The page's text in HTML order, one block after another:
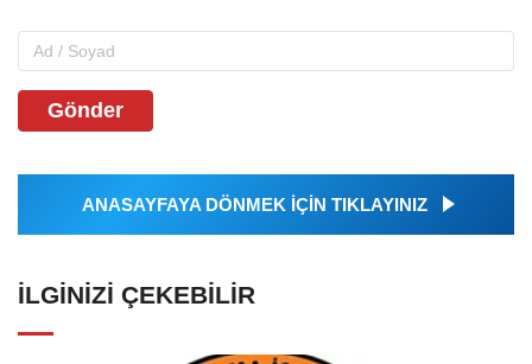
Gönder
ANASAYFAYA DÖNMEK İÇİN TIKLAYINIZ
İLGINIZI ÇEKEBILIR